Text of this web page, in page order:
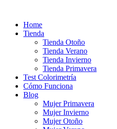
contenidoHome
Tienda
Tienda Otoño
Tienda Verano
Tienda Invierno
Tienda Primavera
Test Colorimetría
Cómo Funciona
Blog
Mujer Primavera
Mujer Invierno
Mujer Otoño